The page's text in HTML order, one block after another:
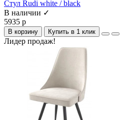
Стул Rudi white / black
В наличии ✓
5935 р
В корзину Купить в 1 клик
Лидер продаж!